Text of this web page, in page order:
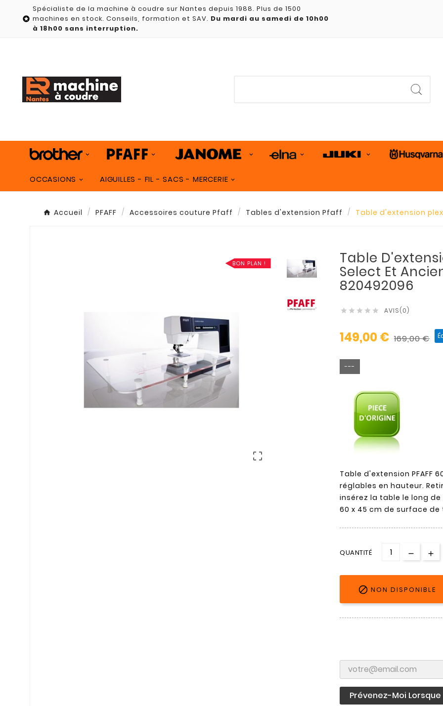

Spécialiste de la machine à coudre sur Nantes depuis 1988. Plus de 1500
machines en stock. Conseils, formation et SAV. Du mardi au samedi de 10h00
à 18h00 sans interruption.
OCCASIONS AIGUILLES - FIL - SACS - MERCERIE
Accueil PFAFF Accessoires couture Pfaff Tables d'extension Pfaff Table d'extension
BON PLAN !

Table
Select Et
820492096
     AVIS(0)
149,00 € 169,00 €
---
Table d'extension PFAFF
réglables en hauteur.
insérez la table le long
60 x 45 cm de surface
QUANTITÉ
 NON DISPONIBLE
Prévenez-Moi